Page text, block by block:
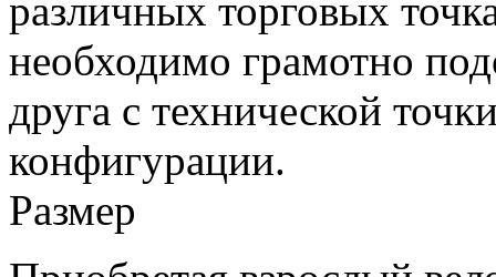
различных торговых
необходимо грамотно
друга с технической
конфигурации.
Размер